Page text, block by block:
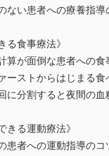
ない患者への療養指
る食事療法》
算が面倒な患者への
ーストからはじまる
に分割すると夜間の
きる運動療法》
患者への運動指導のコ